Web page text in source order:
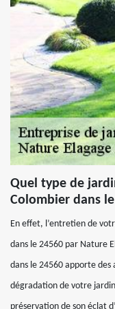
Quel type de
Colombier dans
En effet, l’entretien de
dans le 24560 par Nature
dans le 24560 apporte des
dégradation de votre
préservation de son éclat